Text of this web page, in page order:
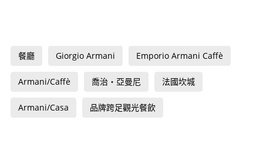
餐廳 Giorgio Armani Emporio Armani Caffè
Armani/Caffè 喬治‧亞曼尼 法國坎城
Armani/Casa 品牌跨足觀光餐飲